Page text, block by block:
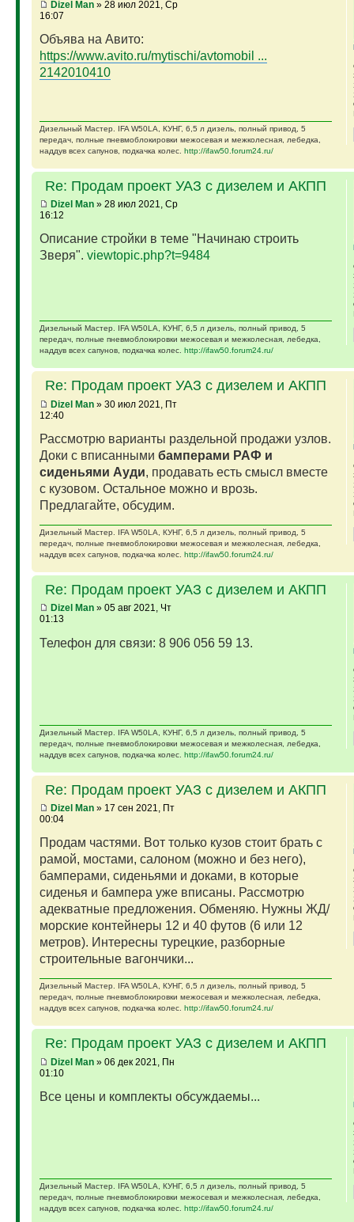
Dizel Man» 28 июл 2021, Ср
16:07
Объява на Авито:
https://www.avito.ru/mytischi/avtomobil ...
2142010410
Дизельный Мастер. IFA W50LA, КУНГ, 6,5 л дизель, полный привод, 5
передач, полные пневмоблокировки межосевая и межколесная, лебедка,
наддув всех сапунов, подкачка колес. http://ifaw50.forum24.ru/
Re: Продам проект УАЗ с дизелем и АКПП
Dizel Man» 28 июл 2021, Ср
16:12
Описание стройки в теме "Начинаю строить
Зверя". viewtopic.php?t=9484
Дизельный Мастер. IFA W50LA, КУНГ, 6,5 л дизель, полный привод, 5
передач, полные пневмоблокировки межосевая и межколесная, лебедка,
наддув всех сапунов, подкачка колес. http://ifaw50.forum24.ru/
Re: Продам проект УАЗ с дизелем и АКПП
Dizel Man» 30 июл 2021, Пт
12:40
Рассмотрю варианты раздельной продажи узлов.
Доки с вписанными бамперами РАФ и
сиденьями Ауди, продавать есть смысл вместе
с кузовом. Остальное можно и врозь.
Предлагайте, обсудим.
Дизельный Мастер. IFA W50LA, КУНГ, 6,5 л дизель, полный привод, 5
передач, полные пневмоблокировки межосевая и межколесная, лебедка,
наддув всех сапунов, подкачка колес. http://ifaw50.forum24.ru/
Re: Продам проект УАЗ с дизелем и АКПП
Dizel Man» 05 авг 2021, Чт
01:13
Телефон для связи: 8 906 056 59 13.
Дизельный Мастер. IFA W50LA, КУНГ, 6,5 л дизель, полный привод, 5
передач, полные пневмоблокировки межосевая и межколесная, лебедка,
наддув всех сапунов, подкачка колес. http://ifaw50.forum24.ru/
Re: Продам проект УАЗ с дизелем и АКПП
Dizel Man» 17 сен 2021, Пт
00:04
Продам частями. Вот только кузов стоит брать с
рамой, мостами, салоном (можно и без него),
бамперами, сиденьями и доками, в которые
сиденья и бампера уже вписаны. Рассмотрю
адекватные предложения. Обменяю. Нужны ЖД/
морские контейнеры 12 и 40 футов (6 или 12
метров). Интересны турецкие, разборные
строительные вагончики...
Дизельный Мастер. IFA W50LA, КУНГ, 6,5 л дизель, полный привод, 5
передач, полные пневмоблокировки межосевая и межколесная, лебедка,
наддув всех сапунов, подкачка колес. http://ifaw50.forum24.ru/
Re: Продам проект УАЗ с дизелем и АКПП
Dizel Man» 06 дек 2021, Пн
01:10
Все цены и комплекты обсуждаемы...
Дизельный Мастер. IFA W50LA, КУНГ, 6,5 л дизель, полный привод, 5
передач, полные пневмоблокировки межосевая и межколесная, лебедка,
наддув всех сапунов, подкачка колес. http://ifaw50.forum24.ru/